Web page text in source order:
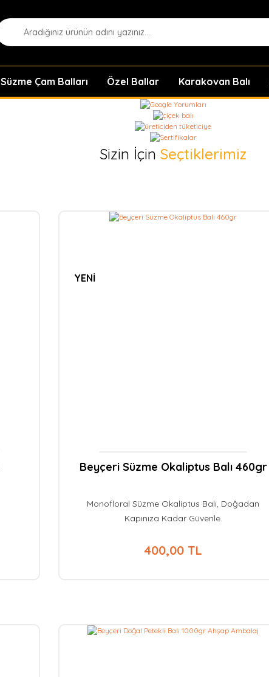
Süzme Çam Balları Özel Ballar Karakovan Balı
Sizin İçin Seçtiklerimiz
YENİ
Beyçeri Süzme Okaliptus Balı 460gr
Monofloral Süzme Okaliptus Balı, Doğadan
Kapınıza Kadar Güvenle.
400,00 TL